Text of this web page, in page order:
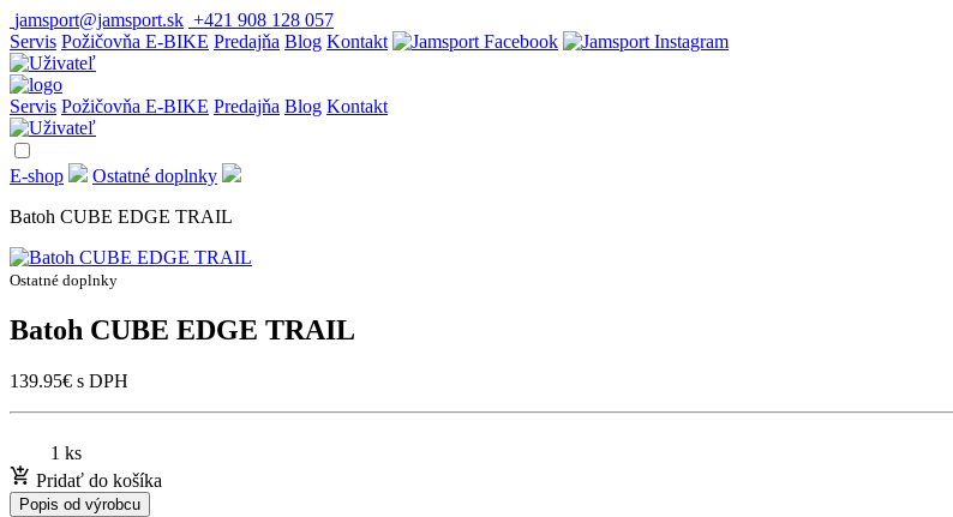
jamsport@jamsport.sk +421 908 128 057
Servis Požičovňa E-BIKE Predajňa Blog Kontakt
Servis Požičovňa E-BIKE Predajňa Blog Kontakt
E-shop
Ostatné doplnky
Batoh CUBE EDGE TRAIL
Ostatné doplnky
Batoh CUBE EDGE TRAIL
139.95€ s DPH
1 ks
Pridať do košíka
Popis od výrobcu